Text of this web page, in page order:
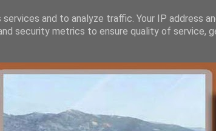
and to analyze traffic. Your IP address
security metrics to ensure quality of service,